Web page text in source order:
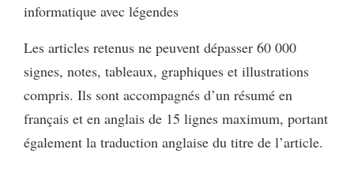
informatique avec légendes
Les articles retenus ne peuvent dépasser 60 000
signes, notes, tableaux, graphiques et illustrations
compris. Ils sont accompagnés d’un résumé en
français et en anglais de 15 lignes maximum, portant
également la traduction anglaise du titre de l’article.